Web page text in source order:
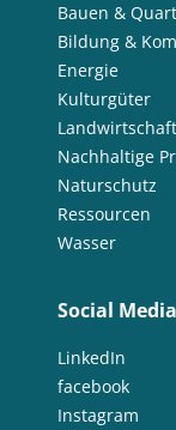
Bauen &
Bildung &
Energie
Kulturgüter
Nachhaltige
Naturschutz
Ressourcen
Wasser
Social Media
LinkedIn
facebook
Instagram